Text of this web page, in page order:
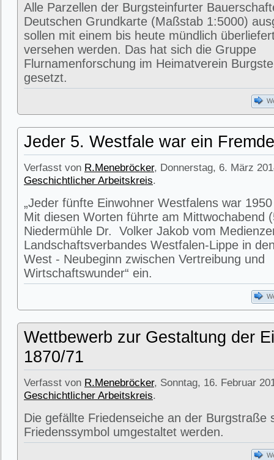
Alle Parzellen der Burgsteinfurter
Deutschen Grundkarte (Maßstab 1:5000)
sollen mit einem bis heute mündlich
versehen werden. Das hat sich die Gruppe
Flurnamenforschung im Heimatverein
gesetzt.
Jeder 5. Westfale war ein
Verfasst von R.Menebröcker, Donnerstag, 6. März
Geschichtlicher Arbeitskreis.
„Jeder fünfte Einwohner Westfalens war
Mit diesen Worten führte am Mittwochabend
Niedermühle Dr. Volker Jakob vom
Landschaftsverbandes Westfalen-Lippe in
West - Neubeginn zwischen Vertreibung und
Wirtschaftswunder“ ein.
Wettbewerb zur Gestaltung der
1870/71
Verfasst von R.Menebröcker, Sonntag, 16. Februar
Geschichtlicher Arbeitskreis.
Die gefällte Friedenseiche an der Burgstraße
Friedenssymbol umgestaltet werden.